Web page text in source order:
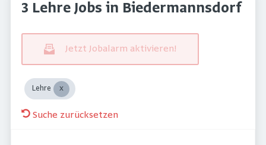
3 Lehre Jobs in Biedermannsdorf
Jetzt Jobalarm aktivieren!
Lehre
Suche zurücksetzen